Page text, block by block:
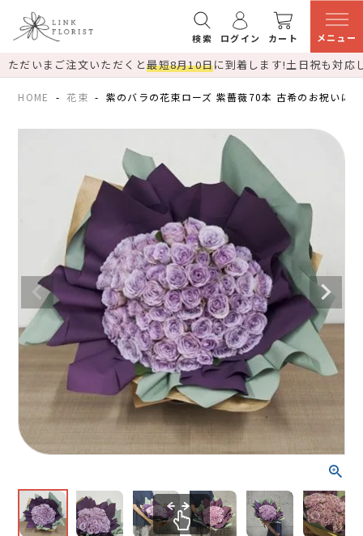
検索 ログイン カート メニュー
ただいまご注文いただくと最短8月10日に到着します!土日祝も対応
HOME 花束 紫のバラの花束ローズ 紫薔薇70本 古希のお祝いに